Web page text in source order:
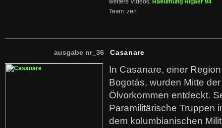
weitere Videos: Raeumung Rigaer 94
Team: zen
ausgabe nr_36 Casanare
In Casanare, einer
Bogotás, wurden Mitte
Ölvorkommen entdeckt.
Paramilitärische Truppen
dem kolumbianischen